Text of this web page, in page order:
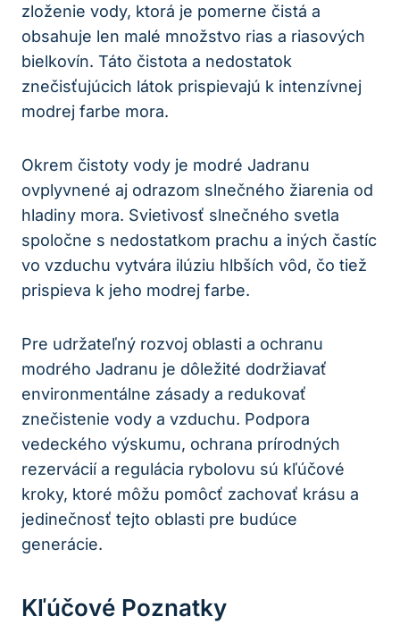
zloženie vody, ktorá je pomerne čistá a
obsahuje len malé množstvo rias a riasových
bielkovín. Táto čistota a nedostatok
znečisťujúcich látok prispievajú k intenzívnej
modrej farbe mora.
Okrem čistoty vody je modré Jadranu
ovplyvnené aj odrazom slnečného žiarenia od
hladiny mora. Svietivosť slnečného svetla
spoločne s nedostatkom prachu a iných častíc
vo vzduchu vytvára ilúziu hlbších vôd, čo tiež
prispieva k jeho modrej farbe.
Pre udržateľný rozvoj oblasti a ochranu
modrého Jadranu je dôležité dodržiavať
environmentálne zásady a redukovať
znečistenie vody a vzduchu. Podpora
vedeckého výskumu, ochrana prírodných
rezervácií a regulácia rybolovu sú kľúčové
kroky, ktoré môžu pomôcť zachovať krásu a
jedinečnosť tejto oblasti pre budúce
generácie.
Kľúčové Poznatky